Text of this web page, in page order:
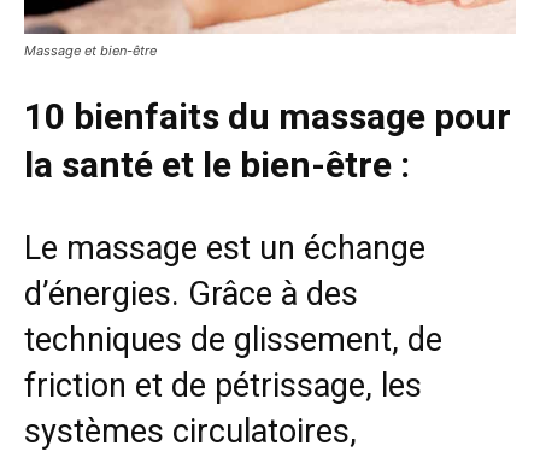
Massage et bien-être
10 bienfaits du massage pour
la santé et le bien-être :
Le massage est un échange
d’énergies. Grâce à des
techniques de glissement, de
friction et de pétrissage, les
systèmes circulatoires,